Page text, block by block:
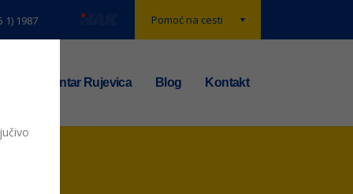
Pomoć na cesti
1) 1987
TS centar Rujevica Blog Kontakt